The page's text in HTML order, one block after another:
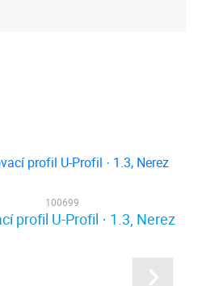
100699
profil U-Profil · 1.3, Nerez